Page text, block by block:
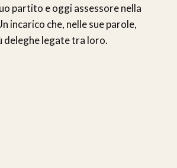
partito e oggi assessore nella
incarico che, nelle sue parole,
deleghe legate tra loro.